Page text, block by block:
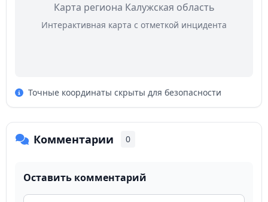
Карта региона Калужская область
Интерактивная карта с отметкой инцидента
Точные координаты скрыты для безопасности
Комментарии 0
Оставить комментарий